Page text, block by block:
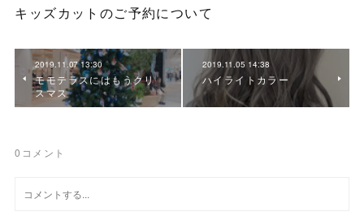
キッズカットのご予約について
2019.11.07 13:30
モモテラスにはもうクリ
スマス
2019.11.05 14:38
ハイライトカラー
0 コメント